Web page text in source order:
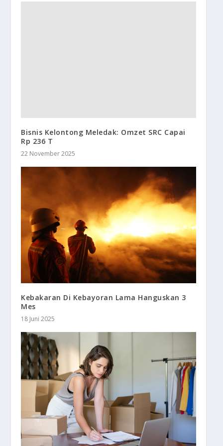
Bisnis Kelontong Meledak: Omzet SRC Capai
Rp 236 T
22 November 2025
Kebakaran Di Kebayoran Lama Hanguskan 3
Mes
18 Juni 2025